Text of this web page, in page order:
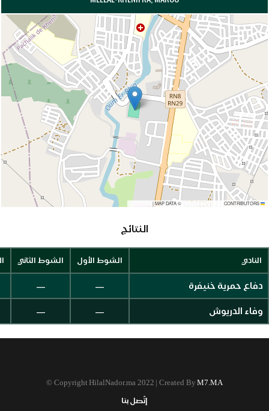
LEAFLET
|MAP DATA © OPENSTREETMAP CONTRIBUTORS
النتائج
النادي الشوط الأول الشوط الثاني
دفاع حمرية خنيفرة —
—
وفاء الدريوش —
—
Copyright HilalNador.ma 2022 | Created ByM7.MA
©
إتّصل بنا